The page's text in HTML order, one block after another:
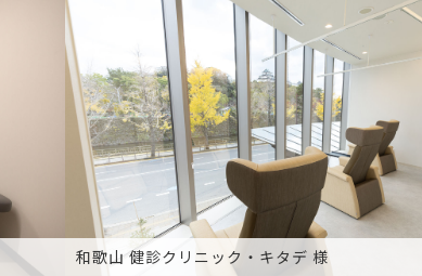
和歌山 健診クリニック・キタデ 様